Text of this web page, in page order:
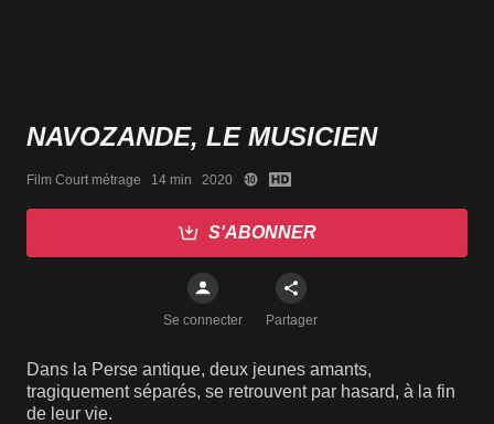
NAVOZANDE, LE MUSICIEN
Film Court métrage   14 min   2020
S'ABONNER
Se connecter Partager
Dans la Perse antique, deux jeunes amants,
tragiquement séparés, se retrouvent par hasard, à la fin
de leur vie.